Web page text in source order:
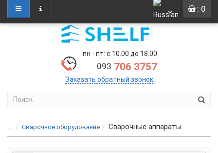
: 0
пн - пт: с 10.00 до 18.00
093 706 3757
Заказать обратный звонок
... Сварочное оборудование Сварочные аппараты